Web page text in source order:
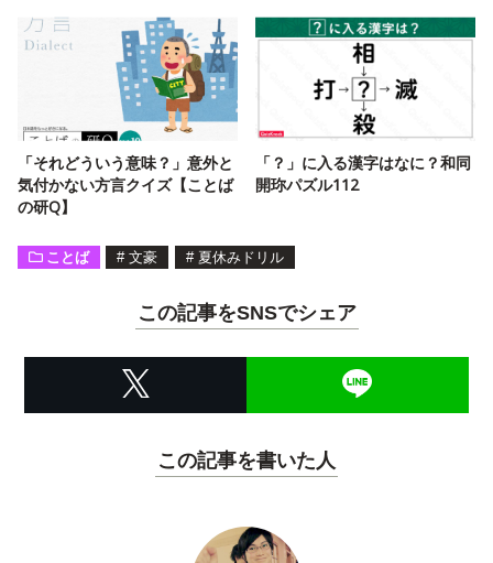
「それどういう意味？」意外と
気付かない方言クイズ【ことば
の研Q】
「？」に入る漢字はなに？和同
開珎パズル112
ことば # 文豪 # 夏休みドリル
この記事をSNSでシェア
この記事を書いた人